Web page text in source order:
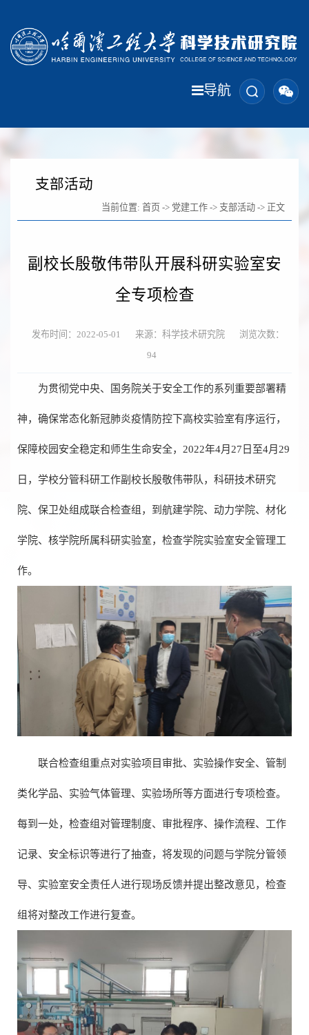
导航
支部活动
当前位置: 首页 -> 党建工作 -> 支部活动 -> 正文
副校长殷敬伟带队开展科研实验室安
全专项检查
发布时间：2022-05-01 来源：科学技术研究院
浏览次数：
94
为贯彻党中央、国务院关于安全工作的系列重要部署精
神，确保常态化新冠肺炎疫情防控下高校实验室有序运行，
保障校园安全稳定和师生生命安全，2022年4月27日至4月29
日，学校分管科研工作副校长殷敬伟带队，科研技术研究
院、保卫处组成联合检查组，到航建学院、动力学院、材化
学院、核学院所属科研实验室，检查学院实验室安全管理工
作。
联合检查组重点对实验项目审批、实验操作安全、管制
类化学品、实验气体管理、实验场所等方面进行专项检查。
每到一处，检查组对管理制度、审批程序、操作流程、工作
记录、安全标识等进行了抽查，将发现的问题与学院分管领
导、实验室安全责任人进行现场反馈并提出整改意见，检查
组将对整改工作进行复查。